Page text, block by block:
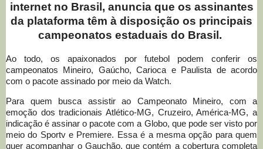
internet no Brasil, anuncia que os assinantes
da plataforma têm à disposição os principais
campeonatos estaduais do Brasil.
Ao todo, os apaixonados por futebol podem conferir os
campeonatos Mineiro, Gaúcho, Carioca e Paulista de acordo
com o pacote assinado por meio da Watch.
Para quem busca assistir ao Campeonato Mineiro, com a
emoção dos tradicionais Atlético-MG, Cruzeiro, América-MG, a
indicação é assinar o pacote com a Globo, que pode ser visto por
meio do Sportv e Premiere. Essa é a mesma opção para quem
quer acompanhar o Gauchão, que contém a cobertura completa